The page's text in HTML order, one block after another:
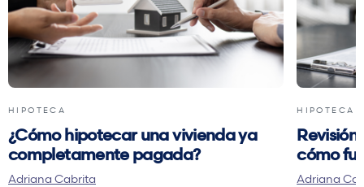
HIPOTECA
¿Cómo hipotecar una vivienda ya
completamente pagada?
Adriana Cabrita
HIPOTECA
cómo
Adriana